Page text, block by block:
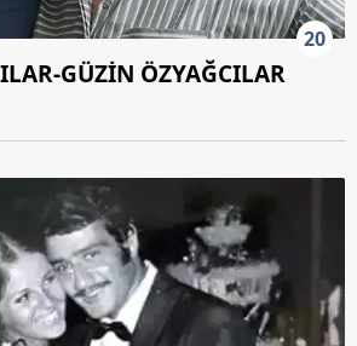
20
GÜZİN ÖZYAĞCILAR